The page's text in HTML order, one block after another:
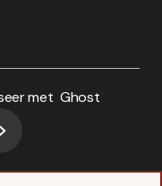
met Ghost